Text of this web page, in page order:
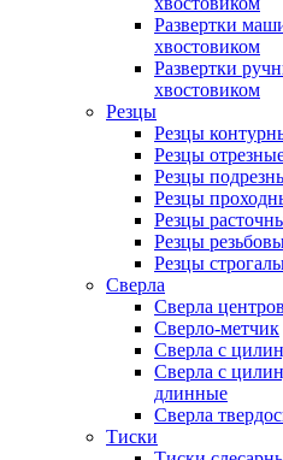
Развертки
хвостовиком
Развертки
хвостовиком
Резцы
Резцы
Резцы
Резцы
Резцы
Резцы
Резцы
Резцы
Сверла
Сверла
Сверло-метчик
Сверла с
Сверла с
длинные
Сверла
Тиски